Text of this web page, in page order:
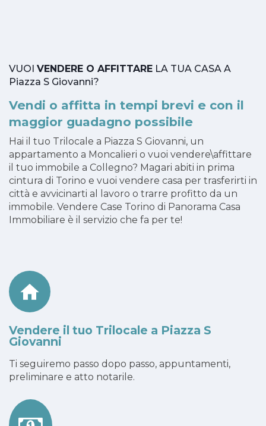
VUOI VENDERE O AFFITTARE LA TUA CASA A
Piazza S Giovanni?
Vendi o affitta in tempi brevi e con il
maggior guadagno possibile
Hai il tuo Trilocale a Piazza S Giovanni, un
appartamento a Moncalieri o vuoi vendere\affittare
il tuo immobile a Collegno? Magari abiti in prima
cintura di Torino e vuoi vendere casa per trasferirti in
città e avvicinarti al lavoro o trarre profitto da un
immobile. Vendere Case Torino di Panorama Casa
Immobiliare è il servizio che fa per te!
Vendere il tuo Trilocale a Piazza S
Giovanni
Ti seguiremo passo dopo passo, appuntamenti,
preliminare e atto notarile.